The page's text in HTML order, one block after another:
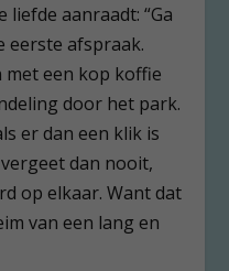
liefde aanraadt: “Ga
eerste afspraak.
een kop koffie
door het park.
er dan een klik is
dan nooit,
op elkaar. Want dat
van een lang en